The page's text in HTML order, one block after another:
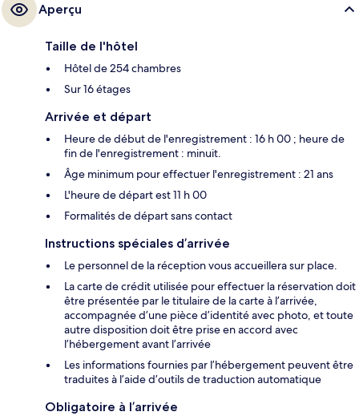
Aperçu
Taille de l'hôtel
Hôtel de 254 chambres
Sur 16 étages
Arrivée et départ
Heure de début de l'enregistrement : 16 h 00 ; heure de
fin de l'enregistrement : minuit.
Âge minimum pour effectuer l'enregistrement : 21 ans
L'heure de départ est 11 h 00
Formalités de départ sans contact
Instructions spéciales d’arrivée
Le personnel de la réception vous accueillera sur place.
La carte de crédit utilisée pour effectuer la réservation doit
être présentée par le titulaire de la carte à l’arrivée,
accompagnée d’une pièce d’identité avec photo, et toute
autre disposition doit être prise en accord avec
l’hébergement avant l’arrivée
Les informations fournies par l’hébergement peuvent être
traduites à l’aide d’outils de traduction automatique
Obligatoire à l’arrivée